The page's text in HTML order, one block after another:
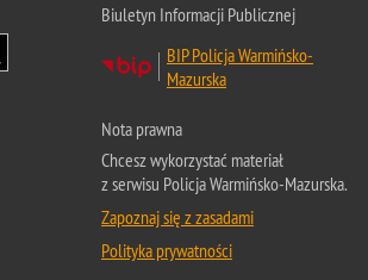
Biuletyn Informacji Publicznej
BIP Policja Warmińsko-
Mazurska
Nota prawna
Chcesz wykorzystać materiał
z serwisu Policja Warmińsko-Mazurska.
Zapoznaj się z zasadami
Polityka prywatności